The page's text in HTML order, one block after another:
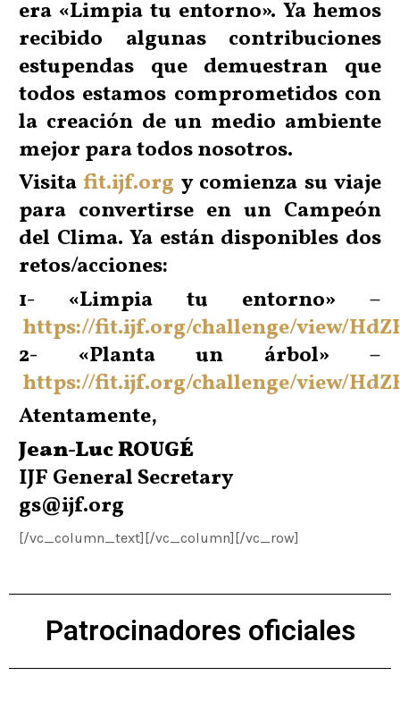
era «Limpia tu entorno». Ya hemos
recibido algunas contribuciones
estupendas que demuestran que
todos estamos comprometidos con
la creación de un medio ambiente
mejor para todos nosotros.
Visita fit.ijf.org y comienza su viaje
para convertirse en un Campeón
del Clima. Ya están disponibles dos
retos/acciones:
1- «Limpia tu entorno» –
https://fit.ijf.org/challenge/view/
2- «Planta un árbol»–
https://fit.ijf.org/challenge/view/
Atentamente,
Jean-Luc ROUGÉ
IJF General Secretary
gs@ijf.org
[/vc_column_text][/vc_column][/vc_row]
Patrocinadores oficiales